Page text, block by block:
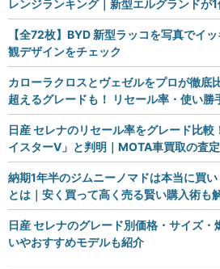
レンジランキング｜新型エルグランドが1
【全72枚】BYD 新型ラッコを写真でイ
観デザインをチェック
カローラクロスとヴェゼルをプロが徹底
超えるグレードも！ リセール率・使い勝
日産 セレナのリセール率をグレード比較
イスターV」と判明｜MOTA車買取の査
納期1年半のジムニーノマドは本当に買
とは｜安く買って高く売る賢い購入術も
日産 セレナのグレード別価格・サイズ
いやおすすめモデルも紹介